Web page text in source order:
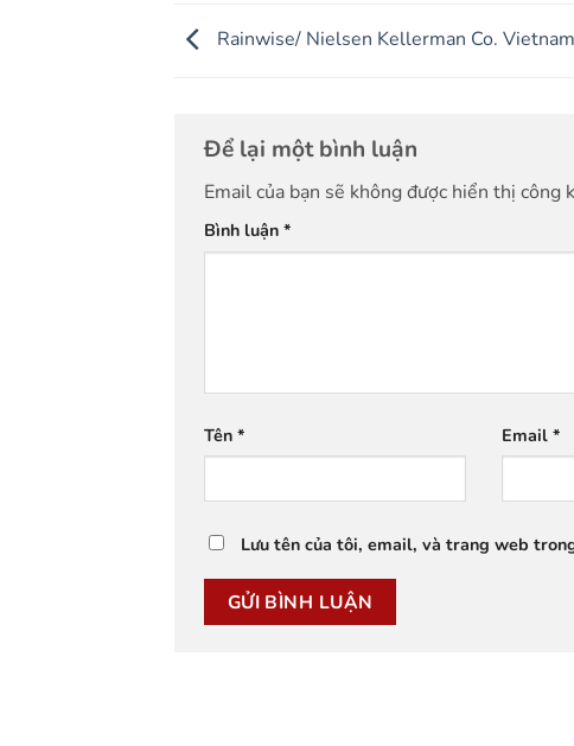
Rainwise/ Nielsen Kellerman Co. Vietnam
Để lại một bình luận
Email của bạn sẽ không được hiển thị công
Bình luận *
Tên * Email *
Lưu tên của tôi, email, và trang web